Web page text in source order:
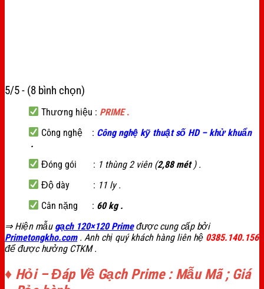
5/5 - (8 bình chọn)
Thương hiệu : PRIME.
Công nghệ : Công nghệ kỹ thuật số HD – khử khuẩn
.
Đóng gói : 1 thùng 2 viên (2,88 mét) .
Độ dày : 11 ly .
Cân nặng : 60 kg .
⇒ Hiện mẫu gạch 120×120 Prime được cung cấp bởi
Primetongkho.com. Anh chị quý khách hàng liên hệ 0385.140.156
để được hưởng CTKM .
♦ Hỏi – Đáp Về Gạch Prime : Mẫu Mã ; Giá